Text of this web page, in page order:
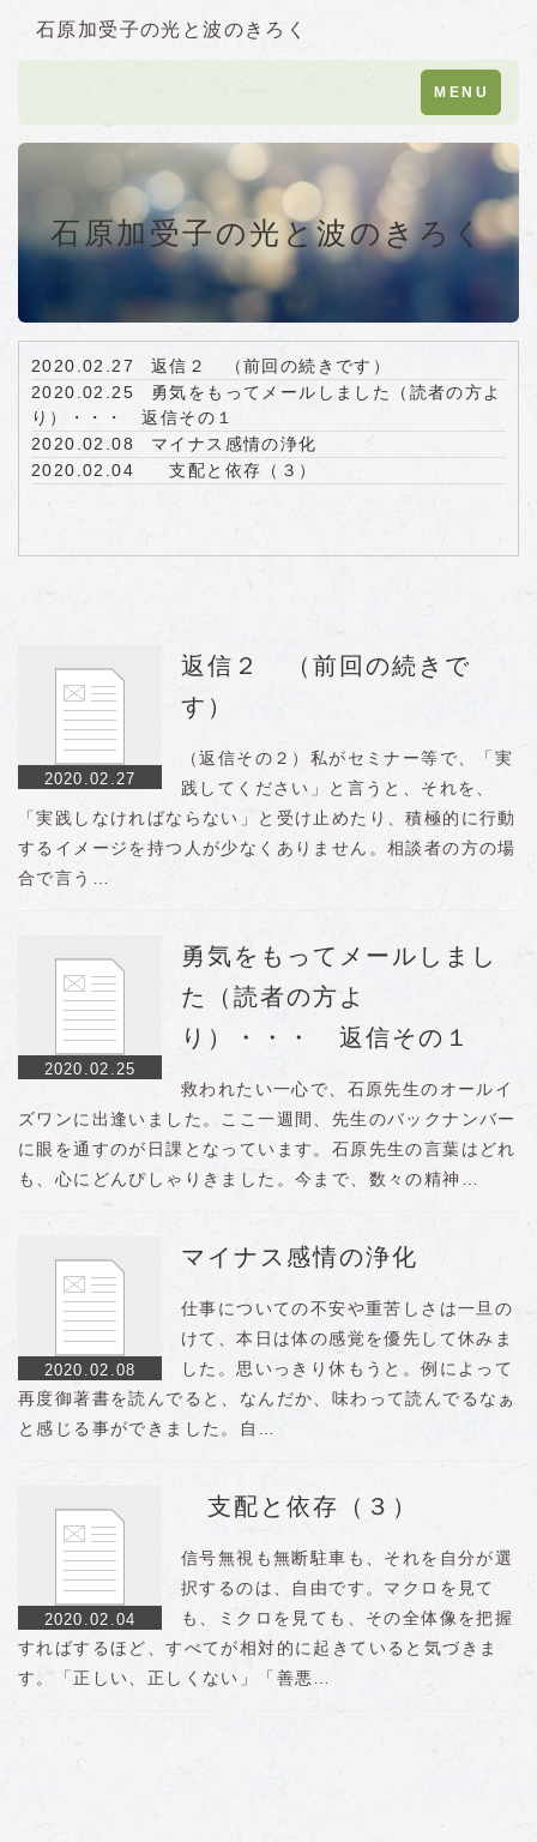
石原加受子の光と波のきろく
Toggle
navigation
MENU
石原加受子の光と波のきろく
2020.02.27
返信２ （前回の続きです）
2020.02.25
勇気をもってメールしました（読者の方よ
り）・・・ 返信その１
2020.02.08
マイナス感情の浄化
2020.02.04
支配と依存（３）
2020.02.27
返信２ （前回の続きで
す）
（返信その２）私がセミナー等で、「実
践してください」と言うと、それを、
「実践しなければならない」と受け止めたり、積極的に行動
するイメージを持つ人が少なくありません。相談者の方の場
合で言う…
2020.02.25
勇気をもってメールしまし
た（読者の方よ
り）・・・ 返信その１
救われたい一心で、石原先生のオールイ
ズワンに出逢いました。ここ一週間、先生のバックナンバー
に眼を通すのが日課となっています。石原先生の言葉はどれ
も、心にどんぴしゃりきました。今まで、数々の精神…
2020.02.08
マイナス感情の浄化
仕事についての不安や重苦しさは一旦の
けて、本日は体の感覚を優先して休みま
した。思いっきり休もうと。例によって
再度御著書を読んでると、なんだか、味わって読んでるなぁ
と感じる事ができました。自…
2020.02.04
支配と依存（３）
信号無視も無断駐車も、それを自分が選
択するのは、自由です。マクロを見て
も、ミクロを見ても、その全体像を把握
すればするほど、すべてが相対的に起きていると気づきま
す。「正しい、正しくない」「善悪…